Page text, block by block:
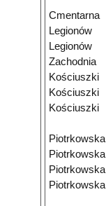
Cmentarna
Legionów
Legionów
Zachodnia
Kościuszki
Kościuszki
Kościuszki
Piotrkowska
Piotrkowska
Piotrkowska
Piotrkowska